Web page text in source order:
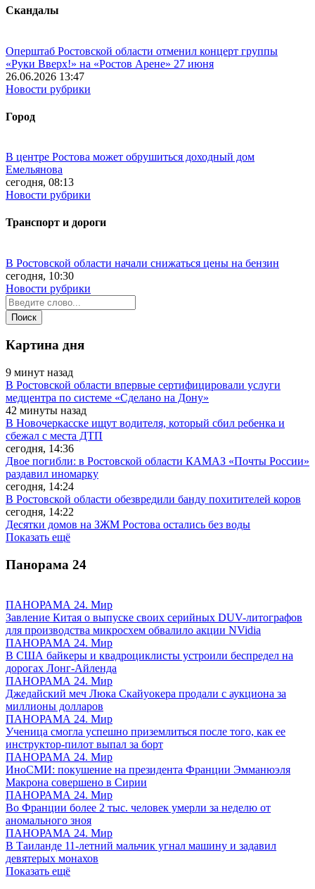
Скандалы
Оперштаб Ростовской области отменил концерт группы
«Руки Вверх!» на «Ростов Арене» 27 июня
26.06.2026 13:47
Новости рубрики
Город
В центре Ростова может обрушиться доходный дом
Емельянова
сегодня, 08:13
Новости рубрики
Транспорт и дороги
В Ростовской области начали снижаться цены на бензин
сегодня, 10:30
Новости рубрики
Картина дня
9 минут назад
В Ростовской области впервые сертифицировали услуги
медцентра по системе «Сделано на Дону»
42 минуты назад
В Новочеркасске ищут водителя, который сбил ребенка и
сбежал с места ДТП
сегодня, 14:36
Двое погибли: в Ростовской области КАМАЗ «Почты России»
раздавил иномарку
сегодня, 14:24
В Ростовской области обезвредили банду похитителей коров
сегодня, 14:22
Десятки домов на ЗЖМ Ростова остались без воды
Показать ещё
Панорама 24
ПАНОРАМА 24. Мир
Завление Китая о выпуске своих серийных DUV-литографов
для производства микросхем обвалило акции NVidia
ПАНОРАМА 24. Мир
В США байкеры и квадроциклисты устроили беспредел на
дорогах Лонг-Айленда
ПАНОРАМА 24. Мир
Джедайский меч Люка Скайуокера продали с аукциона за
миллионы долларов
ПАНОРАМА 24. Мир
Ученица смогла успешно приземлиться после того, как ее
инструктор-пилот выпал за борт
ПАНОРАМА 24. Мир
ИноСМИ: покушение на президента Франции Эмманюэля
Макрона совершено в Сирии
ПАНОРАМА 24. Мир
Во Франции более 2 тыс. человек умерли за неделю от
аномального зноя
ПАНОРАМА 24. Мир
В Таиланде 11-летний мальчик угнал машину и задавил
девятерых монахов
Показать ещё